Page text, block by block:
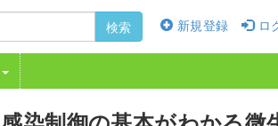
新規登録 ロ
検索